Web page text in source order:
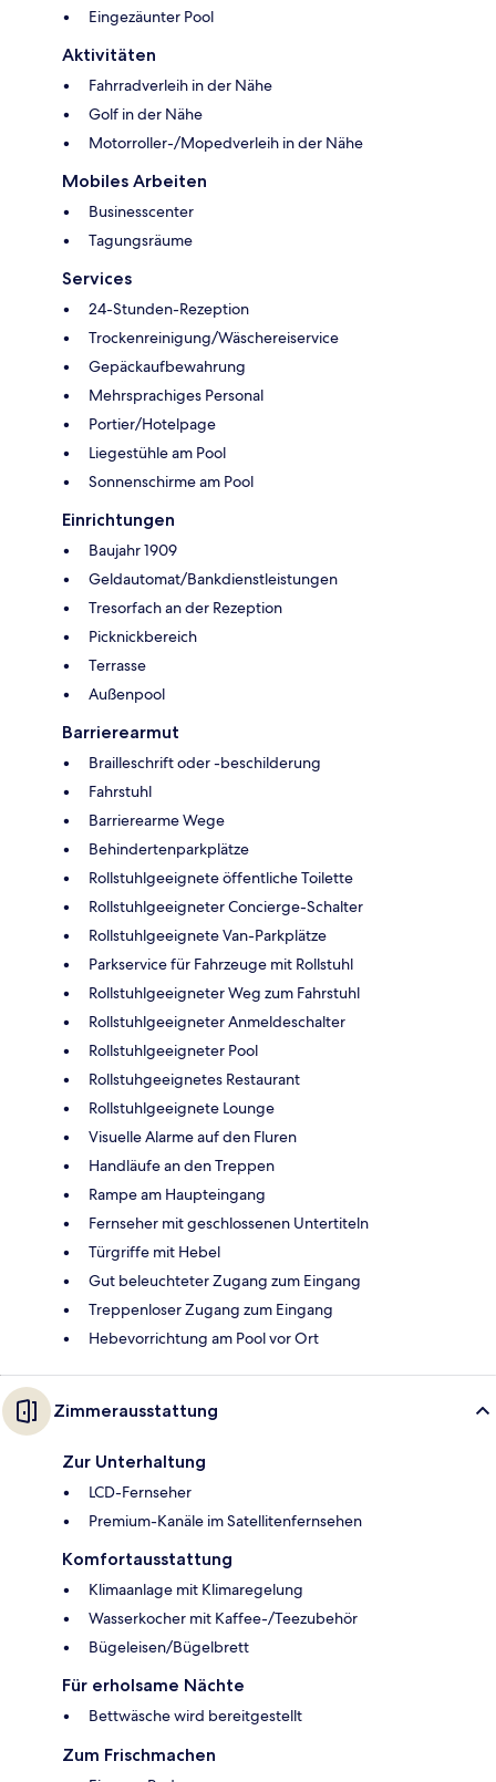
Eingezäunter Pool
Aktivitäten
Fahrradverleih in der Nähe
Golf in der Nähe
Motorroller-/Mopedverleih in der Nähe
Mobiles Arbeiten
Businesscenter
Tagungsräume
Services
24-Stunden-Rezeption
Trockenreinigung/Wäschereiservice
Gepäckaufbewahrung
Mehrsprachiges Personal
Portier/Hotelpage
Liegestühle am Pool
Sonnenschirme am Pool
Einrichtungen
Baujahr 1909
Geldautomat/Bankdienstleistungen
Tresorfach an der Rezeption
Picknickbereich
Terrasse
Außenpool
Barrierearmut
Brailleschrift oder -beschilderung
Fahrstuhl
Barrierearme Wege
Behindertenparkplätze
Rollstuhlgeeignete öffentliche Toilette
Rollstuhlgeeigneter Concierge-Schalter
Rollstuhlgeeignete Van-Parkplätze
Parkservice für Fahrzeuge mit Rollstuhl
Rollstuhlgeeigneter Weg zum Fahrstuhl
Rollstuhlgeeigneter Anmeldeschalter
Rollstuhlgeeigneter Pool
Rollstuhgeeignetes Restaurant
Rollstuhlgeeignete Lounge
Visuelle Alarme auf den Fluren
Handläufe an den Treppen
Rampe am Haupteingang
Fernseher mit geschlossenen Untertiteln
Türgriffe mit Hebel
Gut beleuchteter Zugang zum Eingang
Treppenloser Zugang zum Eingang
Hebevorrichtung am Pool vor Ort
Zimmerausstattung
Zur Unterhaltung
LCD-Fernseher
Premium-Kanäle im Satellitenfernsehen
Komfortausstattung
Klimaanlage mit Klimaregelung
Wasserkocher mit Kaffee-/Teezubehör
Bügeleisen/Bügelbrett
Für erholsame Nächte
Bettwäsche wird bereitgestellt
Zum Frischmachen